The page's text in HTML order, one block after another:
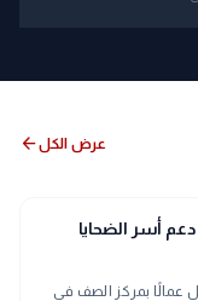
عرض الكلarrow_back
دعم أسر الضحايا
عمالًا بمركز الصف في